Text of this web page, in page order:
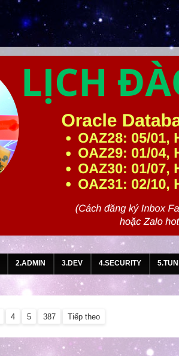
2.ADMIN 3.DEV 4.SECURITY
4 5 387 Tiếp theo